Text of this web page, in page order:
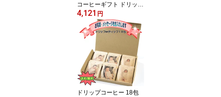
コーヒーギフト ドリップ
コーヒー おしゃれ ギフ
ト 誕生日 敬老の日 コー
ヒー ギフト 高級 珈琲 敬
老の日 写真入り メッセ
ージ 贈答 誕生日 赤ちゃ
ん 孫 子供 父の日 母の日
プチギフト ギフト コー
ヒー プレゼント 大和久
珈琲 送料無料
4,121 円
ドリップコーヒー 18包